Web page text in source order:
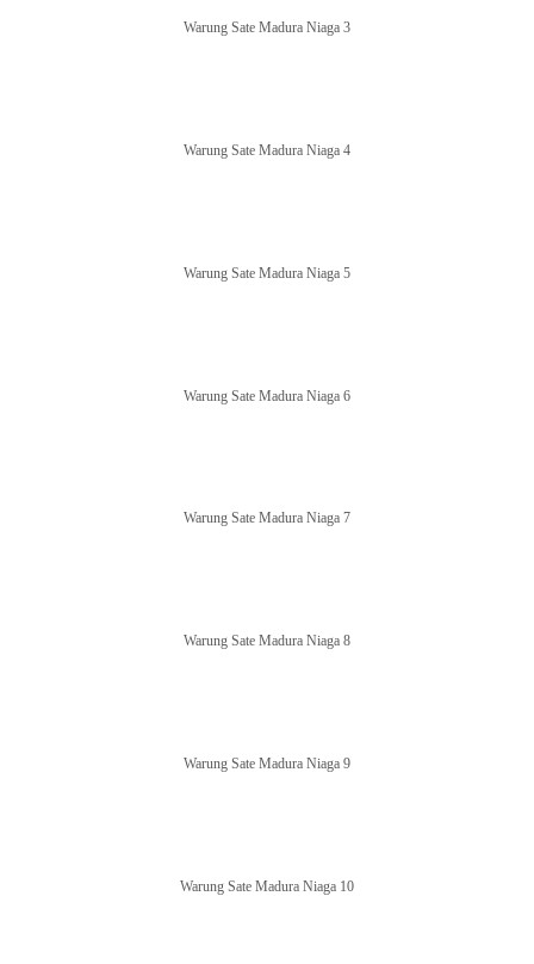
Warung Sate Madura Niaga 3
Warung Sate Madura Niaga 4
Warung Sate Madura Niaga 5
Warung Sate Madura Niaga 6
Warung Sate Madura Niaga 7
Warung Sate Madura Niaga 8
Warung Sate Madura Niaga 9
Warung Sate Madura Niaga 10